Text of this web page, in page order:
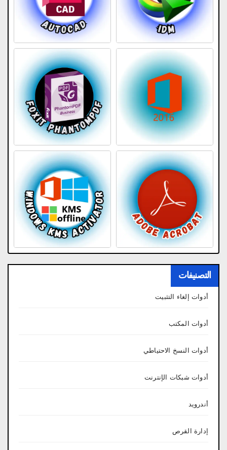
التصنيفات
أدوات إلغاء التثبيت
أدوات المكتب
أدوات النسخ الاحتياطي
أدوات شبكات الإنترنت
أندرويد
إدارة القرص